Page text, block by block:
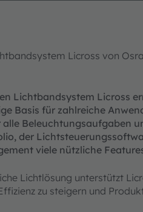
Licross von
Lichtbandsystem Licross
Basis für zahlreiche
Beleuchtungsaufgaben
der
viele nützliche
Lichtlösung unterstützt
zu steigern und